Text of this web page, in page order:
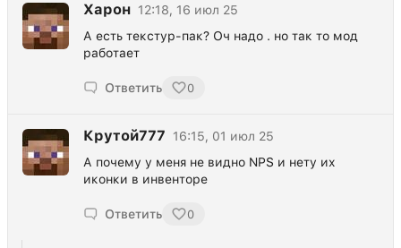
Харон 12:18, 16 июл 25
А есть текстур-пак? Оч надо . но так то мод
работает
Ответить 0
Крутой777
16:15, 01 июл 25
А почему у меня не видно NPS и нету их
иконки в инвенторе
Ответить 0